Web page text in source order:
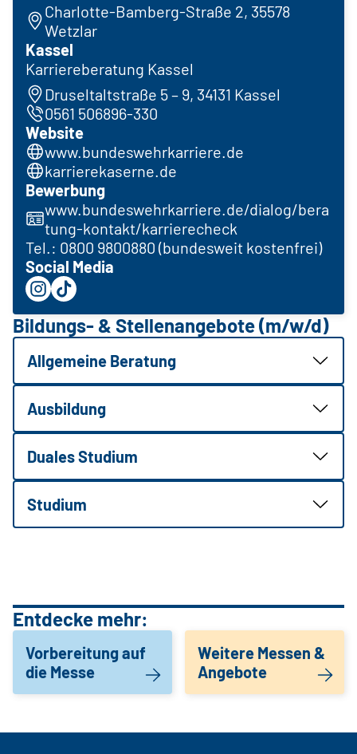
Charlotte-Bamberg-Straße 2, 35578
Wetzlar
Kassel
Karriereberatung Kassel
Druseltaltstraße 5 – 9, 34131 Kassel
0561 506896-330
Website
www.bundeswehrkarriere.de
karrierekaserne.de
Bewerbung
www.bundeswehrkarriere.de/dialog/bera
tung-kontakt/karrierecheck
Tel.: 0800 9800880 (bundesweit kostenfrei)
Social Media
Bildungs- & Stellenangebote (m/w/d)
Allgemeine Beratung
Ausbildung
Duales Studium
Studium
Entdecke mehr:
Vorbereitung auf
die Messe
Weitere Messen &
Angebote